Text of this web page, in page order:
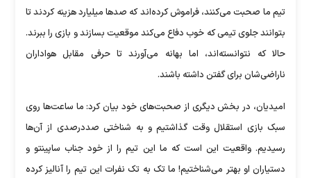
تیم ما صحبت می‌کنند، فراموش کرده‌اند که صد‌ها میلیارد هزینه کردند تا
بتوانند جلوی تیمی که خوب دفاع می‌کند موقعیت بسازند و بازی را ببرند.
حالا که نتوانسته‌اند، اما بهانه می‌آورند تا حرفی مقابل هواداران
ناراضی‌شان برای گفتن داشته باشند.
امیدیان، در بخش دیگری از صحبت‌های خود بیان کرد: ما ساعت‌ها روی
سبک بازی استقلال وقت گذاشتیم و به شناختی صددرصدی از آن‌ها
رسیدیم. واقعیت این است که ما این تیم را از خود جناب ساپینتو و
دستیاران او بهتر می‌شناختیم! ما تک به تک نفرات این تیم را آنالیز کرده